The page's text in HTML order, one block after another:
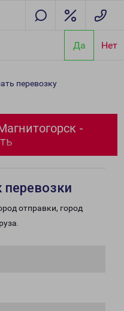
Да Нет
перевозку
-
перевозки
отправки, город